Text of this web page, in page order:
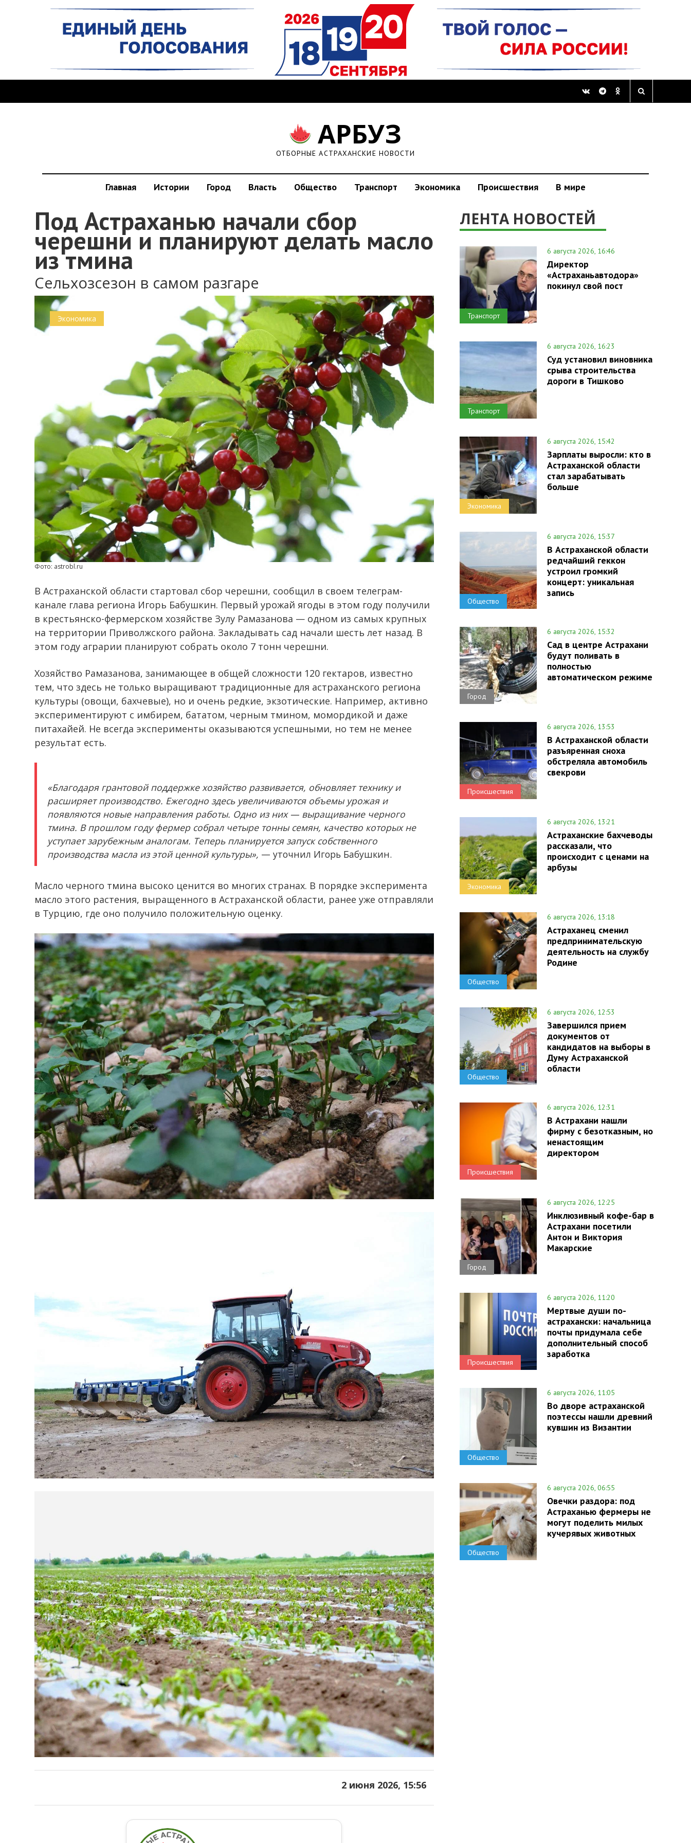
АРБУЗ
ОТБОРНЫЕ АСТРАХАНСКИЕ НОВОСТИ
Главная Истории Город Власть Общество Транспорт Экономика Происшествия В мире
Под Астраханью начали сбор
черешни и планируют делать масло
из тмина
Сельхозсезон в самом разгаре
Экономика
Фото: astrobl.ru
В Астраханской области стартовал сбор черешни, сообщил в своем телеграм-
канале глава региона Игорь Бабушкин. Первый урожай ягоды в этом году получили
в крестьянско-фермерском хозяйстве Зулу Рамазанова — одном из самых крупных
на территории Приволжского района. Закладывать сад начали шесть лет назад. В
этом году аграрии планируют собрать около 7 тонн черешни.
Хозяйство Рамазанова, занимающее в общей сложности 120 гектаров, известно
тем, что здесь не только выращивают традиционные для астраханского региона
культуры (овощи, бахчевые), но и очень редкие, экзотические. Например, активно
экспериментируют с имбирем, бататом, черным тмином, момордикой и даже
питахайей. Не всегда эксперименты оказываются успешными, но тем не менее
результат есть.
«Благодаря грантовой поддержке хозяйство развивается, обновляет технику и
расширяет производство. Ежегодно здесь увеличиваются объемы урожая и
появляются новые направления работы. Одно из них — выращивание черного
тмина. В прошлом году фермер собрал четыре тонны семян, качество которых не
уступает зарубежным аналогам. Теперь планируется запуск собственного
производства масла из этой ценной культуры», — уточнил Игорь Бабушкин.
Масло черного тмина высоко ценится во многих странах. В порядке эксперимента
масло этого растения, выращенного в Астраханской области, ранее уже отправляли
в Турцию, где оно получило положительную оценку.
2 июня 2026, 15:56
ЛЕНТА НОВОСТЕЙ
Транспорт
6 августа 2026, 16:46
Директор
«Астраханьавтодора»
покинул свой пост
Транспорт
6 августа 2026, 16:23
Суд установил виновника
срыва строительства
дороги в Тишково
Экономика
6 августа 2026, 15:42
Зарплаты выросли: кто в
Астраханской области
стал зарабатывать
больше
Общество
6 августа 2026, 15:37
В Астраханской области
редчайший геккон
устроил громкий
концерт: уникальная
запись
Город
6 августа 2026, 15:32
Сад в центре Астрахани
будут поливать в
полностью
автоматическом режиме
Происшествия
6 августа 2026, 13:53
В Астраханской области
разъяренная сноха
обстреляла автомобиль
свекрови
Экономика
6 августа 2026, 13:21
Астраханские бахчеводы
рассказали, что
происходит с ценами на
арбузы
Общество
6 августа 2026, 13:18
Астраханец сменил
предпринимательскую
деятельность на службу
Родине
Общество
6 августа 2026, 12:53
Завершился прием
документов от
кандидатов на выборы в
Думу Астраханской
области
Происшествия
6 августа 2026, 12:31
В Астрахани нашли
фирму с безотказным, но
ненастоящим
директором
Город
6 августа 2026, 12:25
Инклюзивный кофе-бар в
Астрахани посетили
Антон и Виктория
Макарские
Происшествия
6 августа 2026, 11:20
Мертвые души по-
астрахански: начальница
почты придумала себе
дополнительный способ
заработка
Общество
6 августа 2026, 11:05
Во дворе астраханской
поэтессы нашли древний
кувшин из Византии
Общество
6 августа 2026, 06:55
Овечки раздора: под
Астраханью фермеры не
могут поделить милых
кучерявых животных